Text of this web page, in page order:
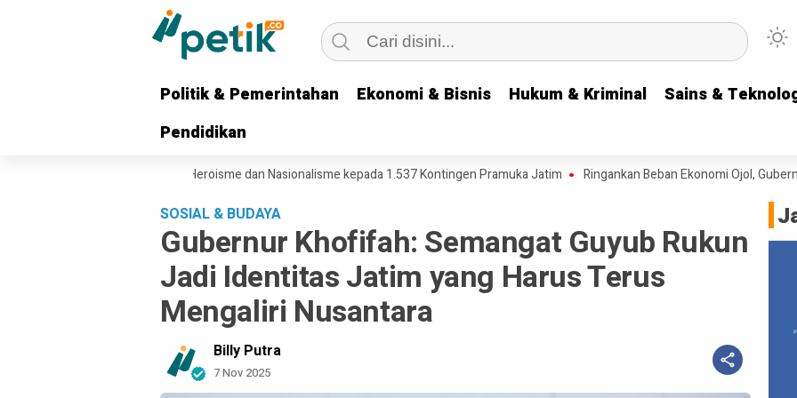
Politik & Pemerintahan Ekonomi & Bisnis Hukum & Kriminal Sains &
Pendidikan
Politik & Pemerintahan Ekonomi & Bisnis Hukum & Kriminal Sains &
Pendidikan
Pesankan Semangat Heroisme dan Nasionalisme kepada 1.537 Kontingen Pramuka Jatim Ringankan Beban Ekonomi Ojol, Gubernur
SOSIAL & BUDAYA
Gubernur Khofifah: Semangat Guyub Rukun
Jadi Identitas Jatim yang Harus Terus
Mengaliri Nusantara
Billy Putra
7 Nov 2025